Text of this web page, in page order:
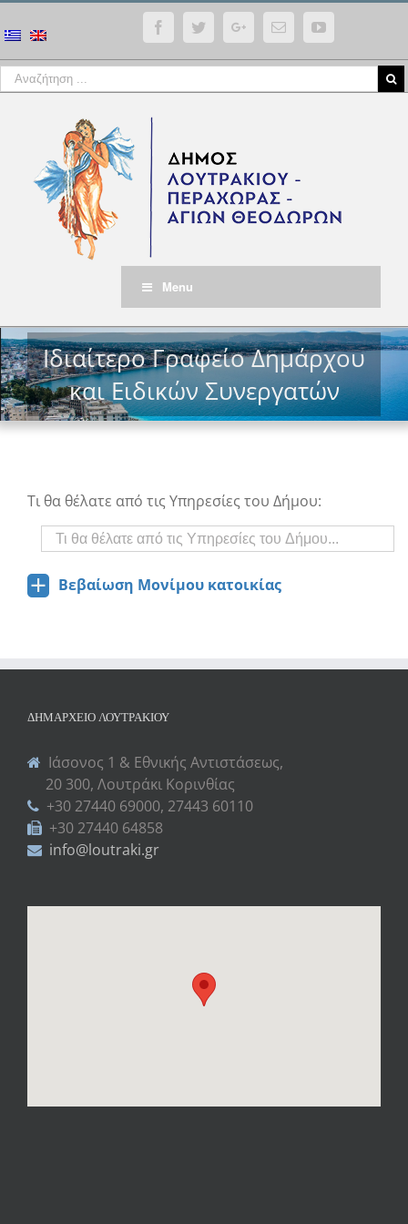
FacebookTwitterGoogle+Email YouTube
Menu
Ιδιαίτερο Γραφείο Δημάρχου
και Ειδικών Συνεργατών
Τι θα θέλατε από τις Υπηρεσίες του Δήμου:
a Βεβαίωση Μονίμου κατοικίας
ΔΗΜΑΡΧΕΊΟ ΛΟΥΤΡΑΚΊΟΥ
Ιάσονος 1 & Εθνικής Αντιστάσεως,
20 300, Λουτράκι Κορινθίας
+30 27440 69000, 27443 60110
+30 27440 64858
info@loutraki.gr